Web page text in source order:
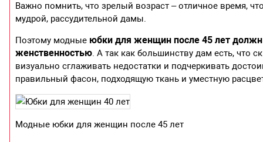
Важно помнить, что зрелый возраст – отличное время,
мудрой, рассудительной дамы.
Поэтому модные юбки для женщин после 45 лет
женственностью. А так как большинству дам есть, что
визуально сглаживать недостатки и подчеркивать
правильный фасон, подходящую ткань и уместную
Модные юбки для женщин после 45 лет